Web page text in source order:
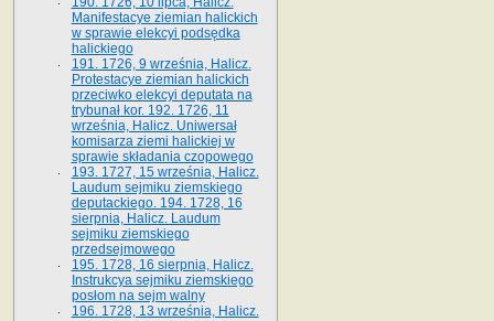
Manifestacye ziemian halickich
w sprawie elekcyi podsędka
halickiego
191. 1726, 9 września, Halicz.
Protestacye ziemian halickich
przeciwko elekcyi deputata na
trybunał kor. 192. 1726, 11
września, Halicz. Uniwersał
komisarza ziemi halickiej w
sprawie składania czopowego
193. 1727, 15 września, Halicz.
Laudum sejmiku ziemskiego
deputackiego. 194. 1728, 16
sierpnia, Halicz. Laudum
sejmiku ziemskiego
przedsejmowego
195. 1728, 16 sierpnia, Halicz.
Instrukcya sejmiku ziemskiego
posłom na sejm walny
196. 1728, 13 września, Halicz.